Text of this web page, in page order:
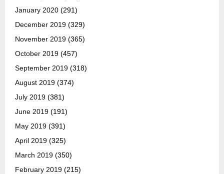
January 2020 (291)
December 2019 (329)
November 2019 (365)
October 2019 (457)
September 2019 (318)
August 2019 (374)
July 2019 (381)
June 2019 (191)
May 2019 (391)
April 2019 (325)
March 2019 (350)
February 2019 (215)